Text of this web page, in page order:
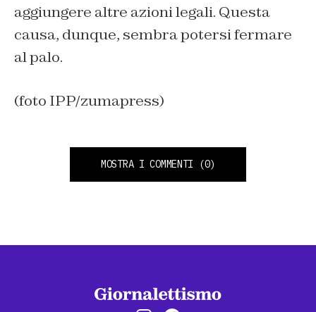
aggiungere altre azioni legali. Questa
causa, dunque, sembra potersi fermare
al palo.
(foto IPP/zumapress)
MOSTRA I COMMENTI (0)